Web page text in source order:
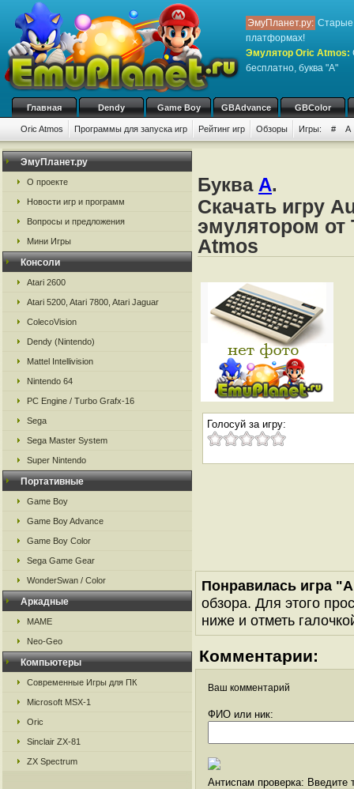
ЭмуПланет.ру: Старые
платформах!
Эмулятор Oric Atmos:
бесплатно, буква "A"
Главная Dendy Game Boy GBAdvance GBColor
Oric Atmos Программы для запуска игр Рейтинг игр Обзоры Игры: # A
ЭмуПланет.ру
О проекте
Новости игр и программ
Вопросы и предложения
Мини Игры
Консоли
Atari 2600
Atari 5200, Atari 7800, Atari Jaguar
ColecoVision
Dendy (Nintendo)
Mattel Intellivision
Nintendo 64
PC Engine / Turbo Grafx-16
Sega
Sega Master System
Super Nintendo
Портативные
Game Boy
Game Boy Advance
Game Boy Color
Sega Game Gear
WonderSwan / Color
Аркадные
MAME
Neo-Geo
Компьютеры
Современные Игры для ПК
Microsoft MSX-1
Oric
Sinclair ZX-81
ZX Spectrum
Буква A.
Скачать игру
эмулятором от
Atmos
Голосуй за игру:
Понравилась игра
обзора. Для этого
ниже и отметь
Комментарии:
Ваш комментарий
ФИО или ник:
Антиспам проверка: Введите